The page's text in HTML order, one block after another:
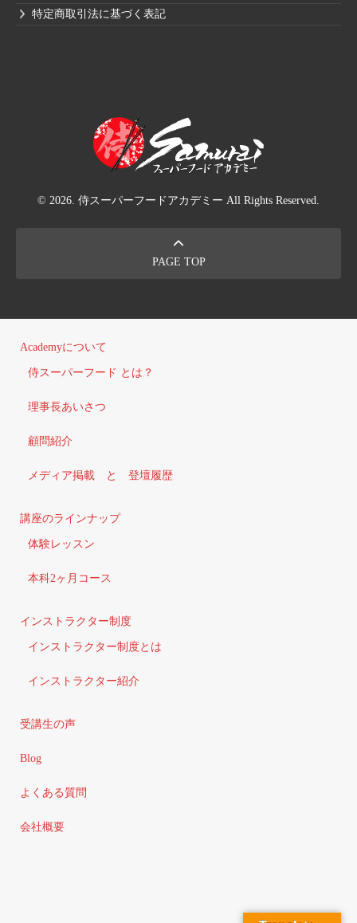
特定商取引法に基づく表記
© 2026. 侍スーパーフードアカデミー All Rights Reserved.
PAGE TOP
Academyについて
侍スーパーフード とは？
理事長あいさつ
顧問紹介
メディア掲載 と 登壇履歴
講座のラインナップ
体験レッスン
本科2ヶ月コース
インストラクター制度
インストラクター制度とは
インストラクター紹介
受講生の声
Blog
よくある質問
会社概要